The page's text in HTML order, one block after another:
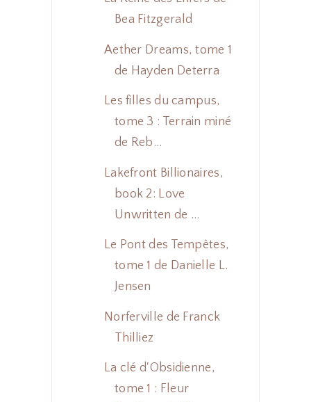
Bea Fitzgerald
Aether Dreams, tome 1
de Hayden Deterra
Les filles du campus,
tome 3 : Terrain miné
de Reb...
Lakefront Billionaires,
book 2: Love
Unwritten de ...
Le Pont des Tempêtes,
tome 1 de Danielle L.
Jensen
Norferville de Franck
Thilliez
La clé d'Obsidienne,
tome 1 : Fleur